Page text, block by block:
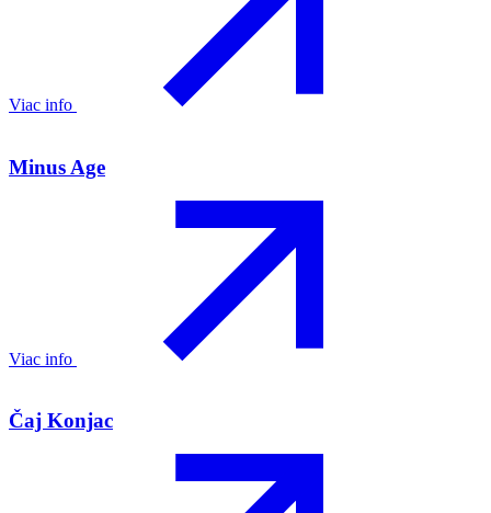
Viac info
Minus Age
Viac info
Čaj Konjac